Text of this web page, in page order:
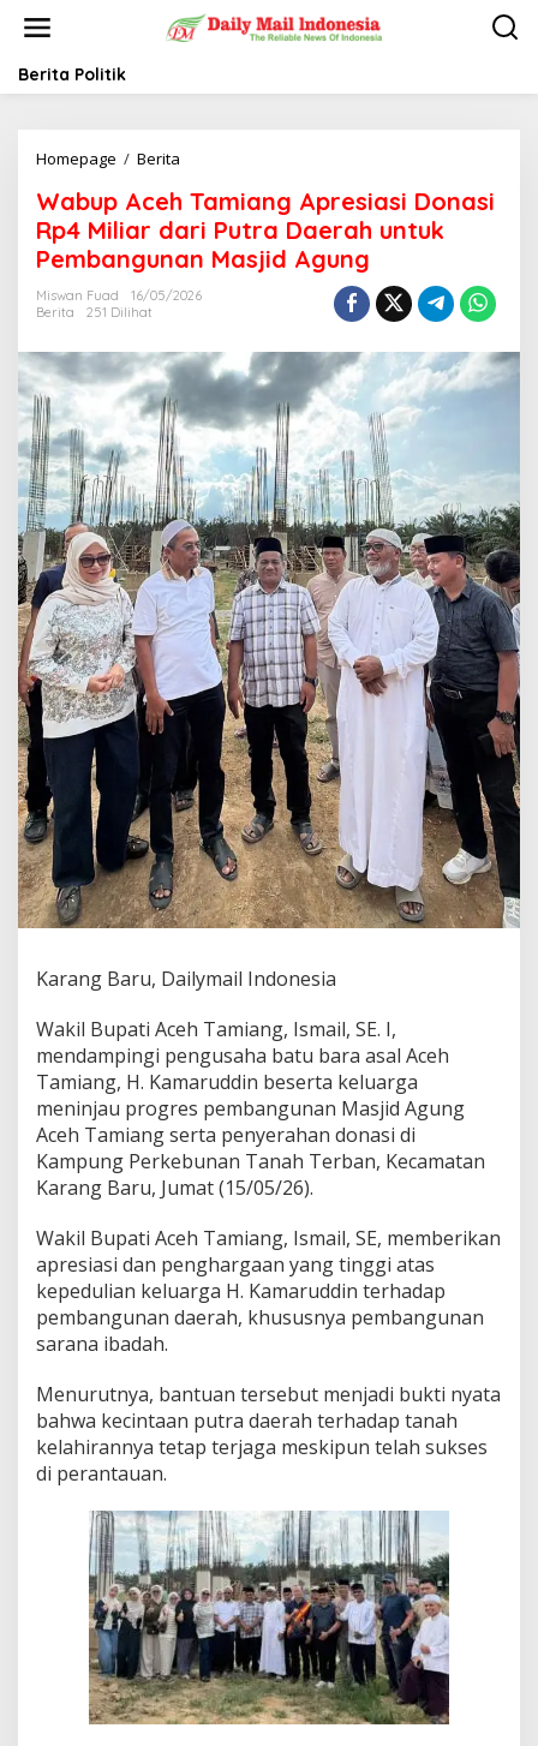
t
Berita Politik
Homepage / Berita
b
u
p
A
c
T
a
i
n
g
A
p
r
e
s
a
D
o
s
i
R
p
4
M
i
a
d
r
i
P
u
t
r
a
a
e
r
a
h
t
u
k
P
b
a
n
g
u
n
a
n
M
a
Wabup Aceh Tamiang Apresiasi Donasi
Rp4 Miliar dari Putra Daerah untuk
Pembangunan Masjid Agung
Miswan Fuad
16/05/2026
Berita
251 Dilihat
Karang Baru, Dailymail Indonesia
Wakil Bupati Aceh Tamiang, Ismail, SE. I,
mendampingi pengusaha batu bara asal Aceh
Tamiang, H. Kamaruddin beserta keluarga
meninjau progres pembangunan Masjid Agung
Aceh Tamiang serta penyerahan donasi di
Kampung Perkebunan Tanah Terban, Kecamatan
Karang Baru, Jumat (15/05/26).
Wakil Bupati Aceh Tamiang, Ismail, SE, memberikan
apresiasi dan penghargaan yang tinggi atas
kepedulian keluarga H. Kamaruddin terhadap
pembangunan daerah, khususnya pembangunan
sarana ibadah.
Menurutnya, bantuan tersebut menjadi bukti nyata
bahwa kecintaan putra daerah terhadap tanah
kelahirannya tetap terjaga meskipun telah sukses
di perantauan.